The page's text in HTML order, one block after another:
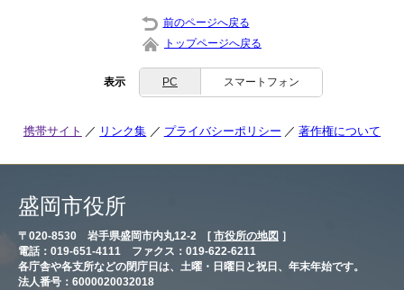
前のページへ戻る
トップページへ戻る
表示 PC スマートフォン
携帯サイト リンク集 プライバシーポリシー 著作権について
盛岡市役所
〒020-8530 岩手県盛岡市内丸12-2 [ 市役所の地図 ］
電話：019-651-4111 ファクス：019-622-6211
各庁舎や各支所などの閉庁日は、土曜・日曜日と祝日、年末年始です。
法人番号：6000020032018